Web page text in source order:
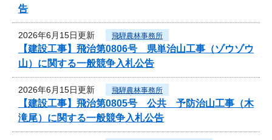
告
2026年6月15日更新 飛騨農林事務所
【建設工事】飛治第0806号 県単治山工事（ゾウゾウ
山）に関する一般競争入札公告
2026年6月15日更新 飛騨農林事務所
【建設工事】飛治第0805号 公共 予防治山工事（木
滝尾）に関する一般競争入札公告